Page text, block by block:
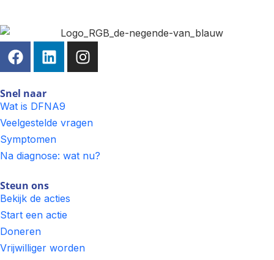
Snel naar
Wat is DFNA9
Veelgestelde vragen
Symptomen
Na diagnose: wat nu?
Steun ons
Bekijk de acties
Start een actie
Doneren
Vrijwilliger worden